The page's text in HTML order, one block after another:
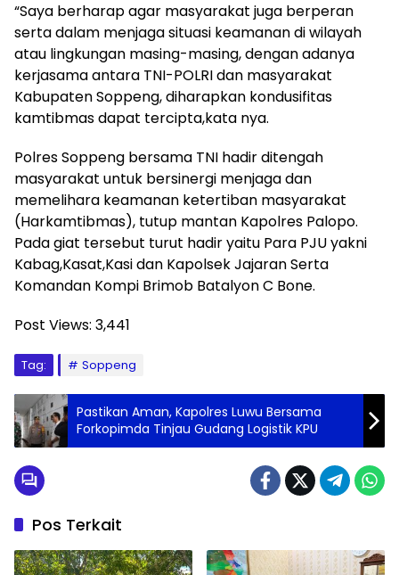
“Saya berharap agar masyarakat juga berperan
serta dalam menjaga situasi keamanan di wilayah
atau lingkungan masing-masing, dengan adanya
kerjasama antara TNI-POLRI dan masyarakat
Kabupaten Soppeng, diharapkan kondusifitas
kamtibmas dapat tercipta,kata nya.
Polres Soppeng bersama TNI hadir ditengah
masyarakat untuk bersinergi menjaga dan
memelihara keamanan ketertiban masyarakat
(Harkamtibmas), tutup mantan Kapolres Palopo.
Pada giat tersebut turut hadir yaitu Para PJU yakni
Kabag,Kasat,Kasi dan Kapolsek Jajaran Serta
Komandan Kompi Brimob Batalyon C Bone.
Post Views: 3,441
Tag: Soppeng
Pastikan Aman, Kapolres Luwu Bersama
Forkopimda Tinjau Gudang Logistik KPU
Pos Terkait